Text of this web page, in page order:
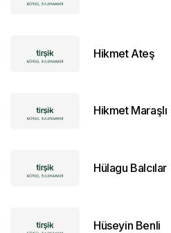
Hikmet Ateş
Hikmet Maraşlı
Hülagu Balcılar
Hüseyin Benli